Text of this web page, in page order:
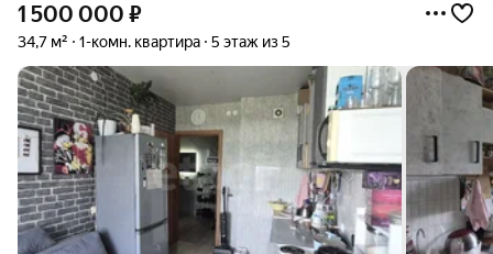
1 500 000 ₽
34,7 м² 1-комн. квартира 5 этаж из 5